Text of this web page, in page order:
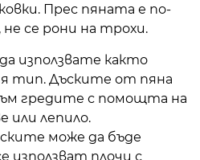
Прес пяната е по-
се рони на трохи.
използвате както
тип. Дъските от пяна
гредите с помощта на
или лепило.
може да бъде
използват плочи с